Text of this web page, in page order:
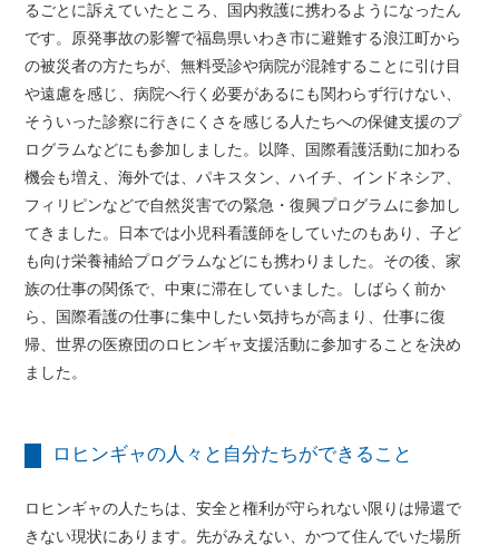
るごとに訴えていたところ、国内救護に携わるようになったん
です。原発事故の影響で福島県いわき市に避難する浪江町から
の被災者の方たちが、無料受診や病院が混雑することに引け目
や遠慮を感じ、病院へ行く必要があるにも関わらず行けない、
そういった診察に行きにくさを感じる人たちへの保健支援のプ
ログラムなどにも参加しました。以降、国際看護活動に加わる
機会も増え、海外では、パキスタン、ハイチ、インドネシア、
フィリピンなどで自然災害での緊急・復興プログラムに参加し
てきました。日本では小児科看護師をしていたのもあり、子ど
も向け栄養補給プログラムなどにも携わりました。その後、家
族の仕事の関係で、中東に滞在していました。しばらく前か
ら、国際看護の仕事に集中したい気持ちが高まり、仕事に復
帰、世界の医療団のロヒンギャ支援活動に参加することを決め
ました。
ロヒンギャの人々と自分たちができること
ロヒンギャの人たちは、安全と権利が守られない限りは帰還で
きない現状にあります。先がみえない、かつて住んでいた場所